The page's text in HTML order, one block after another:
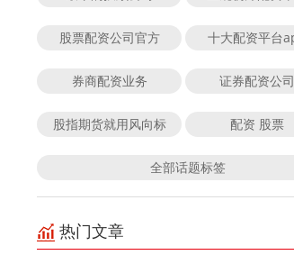
股票配资公司官方 十大配资平台
券商配资业务 证券配资公司
股指期货就用风向标 配资 股票
全部话题标签
热门文章